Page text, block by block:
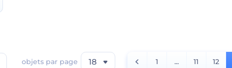
objets par page 18 1 ... 11 12